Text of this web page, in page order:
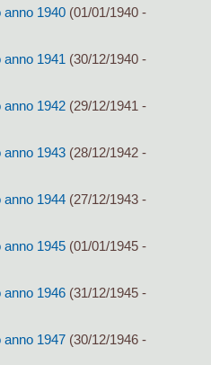
1940(01/01/1940 -
1941 (30/12/1940 -
1942(29/12/1941 -
1943(28/12/1942 -
1944(27/12/1943 -
1945(01/01/1945 -
1946(31/12/1945 -
1947(30/12/1946 -